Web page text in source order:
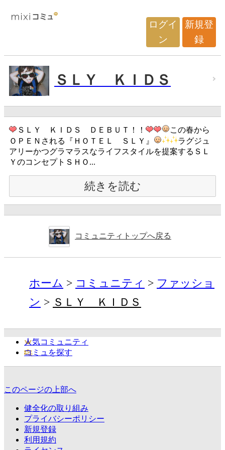
ログイ
ン
新規登
録
ＳＬＹ ＫＩＤＳ
ＳＬＹ ＫＩＤＳ ＤＥＢＵＴ！！
この春から
ＯＰＥＮされる『ＨＯＴＥＬ ＳＬＹ』
ラグジュ
アリーかつグラマラスなライフスタイルを提案するＳＬ
ＹのコンセプトＳＨＯ...
続きを読む
コミュニティトップへ戻る
ホーム コミュニティ
ファッショ
ン
ＳＬＹ ＫＩＤＳ
人気コミュニティ
コミュを探す
このページの上部へ
健全化の取り組み
プライバシーポリシー
新規登録
利用規約